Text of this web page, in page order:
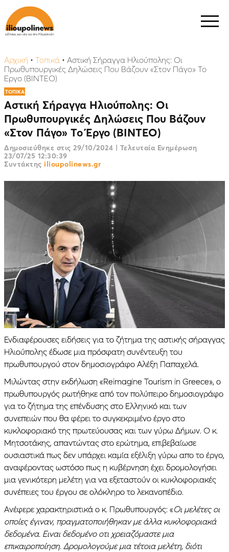
Αρχική • Τοπικά • Αστική Σήραγγα Ηλιούπολης: Οι
Πρωθυπουργικές Δηλώσεις Που Βάζουν «Στον Πάγο» Το
Έργο (ΒΙΝΤΕΟ)
ΤΟΠΙΚΑ
Αστική Σήραγγα Ηλιούπολης: Οι
Πρωθυπουργικές Δηλώσεις Που Βάζουν
«Στον Πάγο» Το Έργο (ΒΙΝΤΕΟ)
Δημοσιεύθηκε στις 29/10/2024 | Τελευταία Ενημέρωση
23/07/25 12:30:39
Συντάκτης ilioupolinews.gr
Ενδιαφέρουσες ειδήσεις για το ζήτημα της αστικής σήραγγας
Ηλιούπολης έδωσε μια πρόσφατη συνέντευξη του
πρωθυπουργού στον δημοσιογράφο Αλέξη Παπαχελά.
Μιλώντας στην εκδήλωση «Reimagine Tourism in Greece», ο
πρωθυπουργός ρωτήθηκε από τον πολύπειρο δημοσιογράφο
για το ζήτημα της επένδυσης στο Ελληνικό και των
συνεπειών που θα φέρει το συγκεκριμένο έργο στο
κυκλοφοριακό της πρωτεύουσας και των γύρω Δήμων. Ο κ.
Μητσοτάκης, απαντώντας στο ερώτημα, επιβεβαίωσε
ουσιαστικά πως δεν υπάρχει καμία εξέλιξη γύρω απο το έργο,
αναφέροντας ωστόσο πως η κυβέρνηση έχει δρομολογήσει
μια γενικότερη μελέτη για να εξεταστούν οι κυκλοφοριακές
συνέπειες του έργου σε ολόκληρο το λεκανοπέδιο.
Ανέφερε χαρακτηριστικά ο κ. Πρωθυπουργός: «Οι μελέτες οι
οποίες έγιναν, πραγματοποιήθηκαν με άλλα κυκλοφοριακά
δεδομένα. Ειναι δεδομένο οτι χρειαζόμαστε μια
επικαιροποίηση. Δρομολογούμε μια τέτοια μελέτη, διότι